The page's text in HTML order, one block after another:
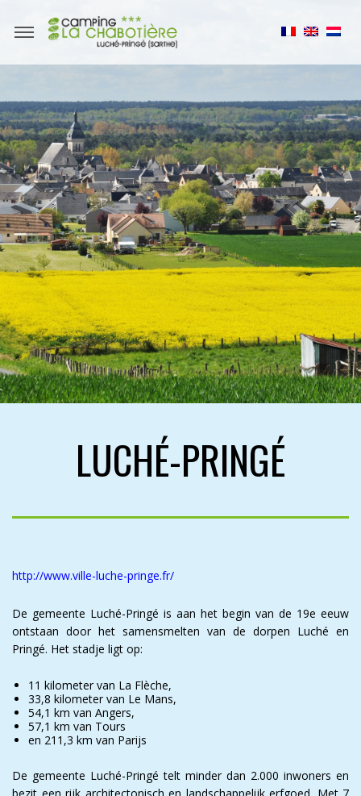
LUCHÉ-PRINGÉ
http://www.ville-luche-pringe.fr/
De gemeente Luché-Pringé is aan het begin van de 19e eeuw
ontstaan door het samensmelten van de dorpen Luché en
Pringé. Het stadje ligt op:
11 kilometer van La Flèche,
33,8 kilometer van Le Mans,
54,1 km van Angers,
57,1 km van Tours
en 211,3 km van Parijs
De gemeente Luché-Pringé telt minder dan 2.000 inwoners en